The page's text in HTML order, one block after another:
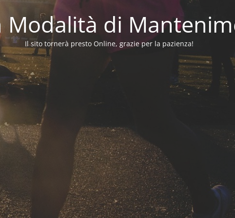
Modalità di
Il sito tornerà presto Online, grazie per la pazienza!